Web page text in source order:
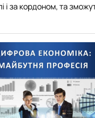
і за кордоном, та